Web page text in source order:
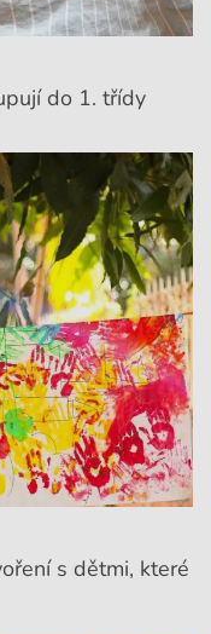
do 1. třídy
s dětmi, které